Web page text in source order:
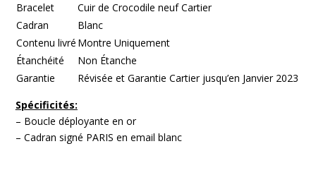
Bracelet
Cuir de Crocodile neuf Cartier
Cadran
Blanc
Contenu livré Montre Uniquement
Étanchéité
Non Étanche
Garantie
Révisée et Garantie Cartier jusqu’en Janvier 2023
Spécificités:
– Boucle déployante en or
– Cadran signé PARIS en email blanc